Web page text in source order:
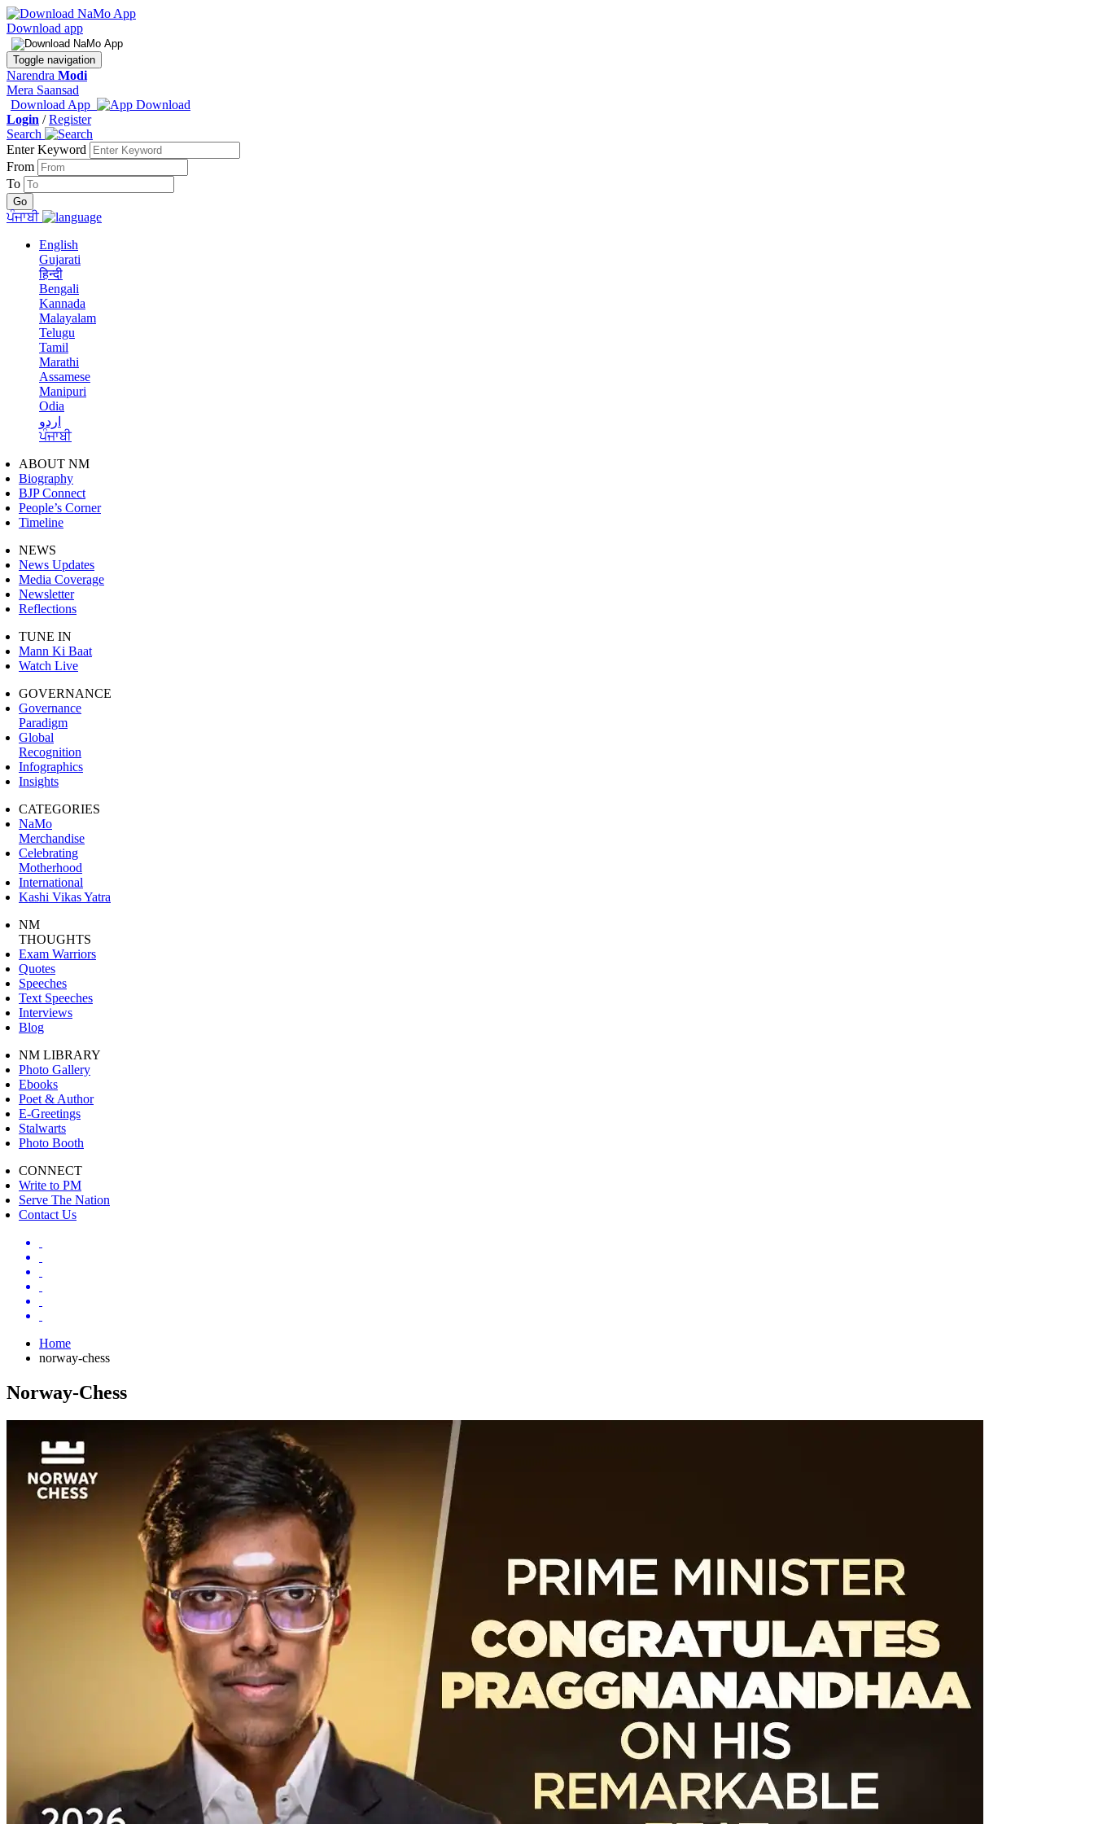
Download app
Toggle navigation
Narendra Modi
Mera Saansad
Download App
Login /Register
Search
Enter Keyword
From
To
ਪੰਜਾਬੀ
English
Gujarati
हिन्दी
Bengali
Kannada
Malayalam
Telugu
Tamil
Marathi
Assamese
Manipuri
Odia
اردو
ਪੰਜਾਬੀ
ABOUT NM
Biography
BJP Connect
People’s Corner
Timeline
NEWS
News Updates
Media Coverage
Newsletter
Reflections
TUNE IN
Mann Ki Baat
Watch Live
GOVERNANCE
Governance
Paradigm
Global
Recognition
Infographics
Insights
CATEGORIES
NaMo
Merchandise
Celebrating
Motherhood
International
Kashi Vikas Yatra
NM
THOUGHTS
Exam Warriors
Quotes
Speeches
Text Speeches
Interviews
Blog
NM LIBRARY
Photo Gallery
Ebooks
Poet & Author
E-Greetings
Stalwarts
Photo Booth
CONNECT
Write to PM
Serve The Nation
Contact Us
Home
norway-chess
Norway-Chess